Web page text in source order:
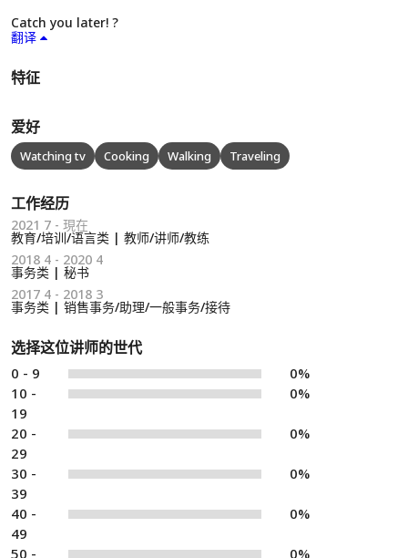
Catch you later! ?
翻译
特征
爱好
Watching tv Cooking Walking Traveling
工作经历
2021 7 - 現在
教育/培训/语言类 | 教师/讲师/教练
2018 4 - 2020 4
事务类 | 秘书
2017 4 - 2018 3
事务类 | 销售事务/助理/一般事务/接待
选择这位讲师的世代
0 - 9
0%
10 -
19
0%
20 -
29
0%
30 -
39
0%
40 -
49
0%
50 -
0%